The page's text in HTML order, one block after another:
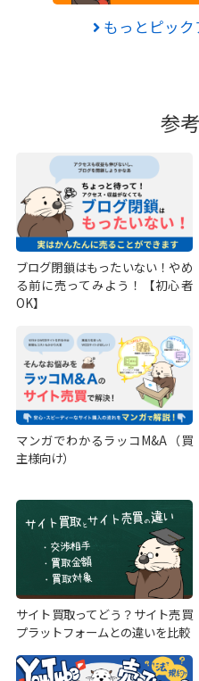
もっとピッ
参
ブログ閉鎖はもったいない！やめ
る前に売ってみよう！【初心者
OK】
マンガでわかるラッコM&A（買
主様向け）
サイト買取ってどう？サイト売買
プラットフォームとの違いを比較